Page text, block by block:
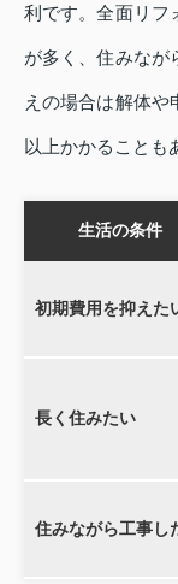
利です。全面リフ
が多く、住みなが
えの場合は解体や
以上かかることも
生活の条件
初期費用を抑えた
長く住みたい
住みながら工事し